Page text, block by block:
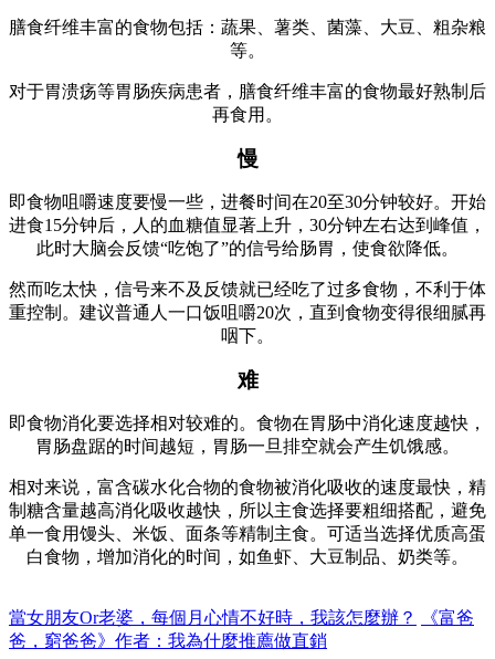
膳食纤维丰富的食物包括：蔬果、薯类、菌藻、大豆、粗杂粮
等。
对于胃溃疡等胃肠疾病患者，膳食纤维丰富的食物最好熟制后
再食用。
慢
即食物咀嚼速度要慢一些，进餐时间在20至30分钟较好。开始
进食15分钟后，人的血糖值显著上升，30分钟左右达到峰值，
此时大脑会反馈“吃饱了”的信号给肠胃，使食欲降低。
然而吃太快，信号来不及反馈就已经吃了过多食物，不利于体
重控制。建议普通人一口饭咀嚼20次，直到食物变得很细腻再
咽下。
难
即食物消化要选择相对较难的。食物在胃肠中消化速度越快，
胃肠盘踞的时间越短，胃肠一旦排空就会产生饥饿感。
相对来说，富含碳水化合物的食物被消化吸收的速度最快，精
制糖含量越高消化吸收越快，所以主食选择要粗细搭配，避免
单一食用馒头、米饭、面条等精制主食。可适当选择优质高蛋
白食物，增加消化的时间，如鱼虾、大豆制品、奶类等。
當女朋友Or老婆，每個月心情不好時，我該怎麼辦？
《富爸
爸，窮爸爸》作者：我為什麼推薦做直銷